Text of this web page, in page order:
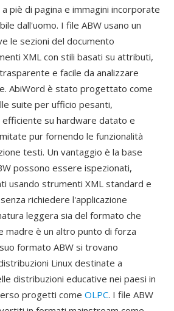
piè di pagina e immagini incorporate
dall'uomo. I file ABW usano un
le sezioni del documento
XML con stili basati su attributi,
e facile da analizzare
AbiWord è stato progettato come
suite per ufficio pesanti,
efficiente su hardware datato e
pur fornendo le funzionalità
testi. Un vantaggio è la base
possono essere ispezionati,
usando strumenti XML standard e
richiedere l'applicazione
leggera sia del formato che
madre è un altro punto di forza
formato ABW si trovano
Linux destinate a
distribuzioni educative nei paesi in
progetti come OLPC. I file ABW